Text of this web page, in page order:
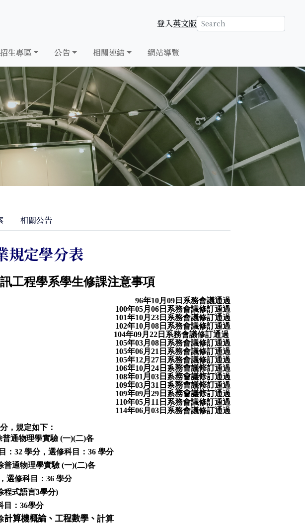
登入英文版
招生專區 公告 相關連結
網站導覽
相關公告
規定學分表
工程學系學生修課注意事項
96年10月 09 日系務會議通過
100年05月 06 日系務會議修訂通過
101年10月 23 日系務會議修訂通過
102年10月 08 日系務會議修訂通過
104年09月22 日系務會議修訂通過
105年03月 08 日系務會議修訂通過
105年06月 21 日系務會議修訂通過
105年12月 27 日系務會議修訂通過
106年10月 24 日系務會議修訂通過
108年01 月 03 日系務會議修訂通過
109年03月 31 日系務會議修訂通過
109年09月 29 日系務會議修訂通過
110年05月 11 日系務會議修訂通過
114年06月 03 日系務會議修訂通過
，規定如下：
普通物理學實驗(一)(二)各
：32學分，選修科目：36學分
普通物理學實驗(一)(二)各
選修科目：36學分
程式語言3學分)
目：36學分
計算機概論、工程數學、計算